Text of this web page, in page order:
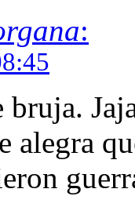
:
bruja.
alegra